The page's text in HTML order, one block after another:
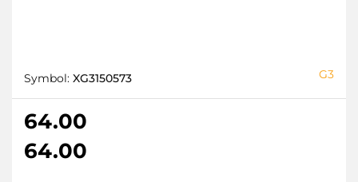
Symbol: XG3150573 G3
64.00
64.00